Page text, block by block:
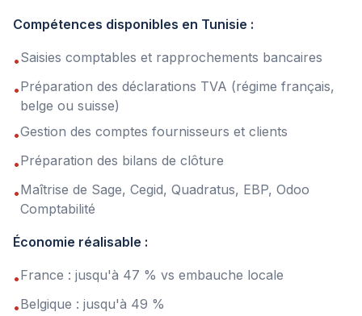
Compétences disponibles en Tunisie :
•Saisies comptables et rapprochements bancaires
•Préparation des déclarations TVA (régime français,
belge ou suisse)
•Gestion des comptes fournisseurs et clients
•Préparation des bilans de clôture
•Maîtrise de Sage, Cegid, Quadratus, EBP, Odoo
Comptabilité
Économie réalisable :
•France : jusqu'à 47 % vs embauche locale
•Belgique : jusqu'à 49 %